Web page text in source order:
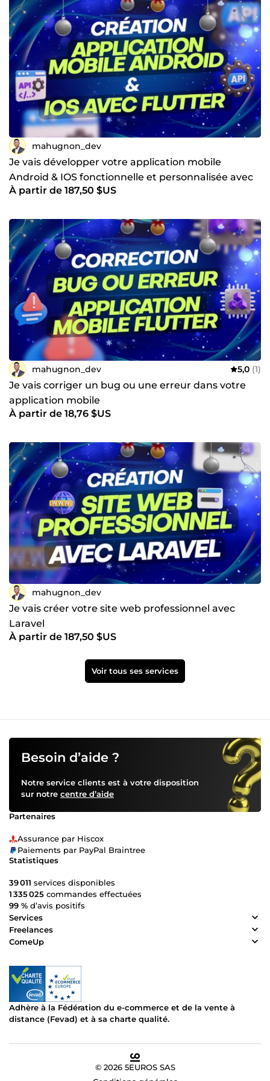
mahugnon_dev
Je vais développer votre application mobile
Android & IOS fonctionnelle et personnalisée avec
Flutter
À partir de 187,50 $US
mahugnon_dev 5,0 (1)
Je vais corriger un bug ou une erreur dans votre
application mobile
À partir de 18,76 $US
mahugnon_dev
Je vais créer votre site web professionnel avec
Laravel
À partir de 187,50 $US
Voir tous ses services
Besoin d’aide ?
Notre service clients est à votre disposition
sur notre centre d’aide
Partenaires
Assurance par Hiscox
Paiements par PayPal Braintree
Statistiques
39 011 services disponibles
1 335 025 commandes effectuées
99 % d’avis positifs
Services
Freelances
ComeUp
Adhère à la Fédération du e-commerce et de la vente à
distance (Fevad) et à sa charte qualité.
© 2026 5EUROS SAS